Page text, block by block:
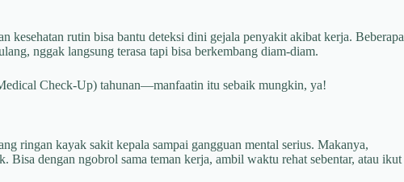
kesehatan rutin bisa bantu deteksi dini gejala penyakit akibat kerja. Beberapa
nggak langsung terasa tapi bisa berkembang diam-diam.
Check-Up) tahunan—manfaatin itu sebaik mungkin, ya!
ringan kayak sakit kepala sampai gangguan mental serius. Makanya,
Bisa dengan ngobrol sama teman kerja, ambil waktu rehat sebentar, atau ikut